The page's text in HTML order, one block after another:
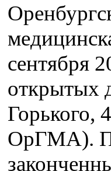
сентября
открытых
Горького,
ОрГМА).